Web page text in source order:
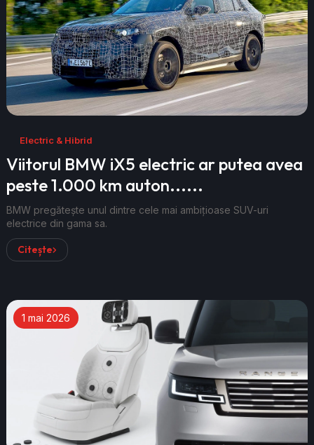
Electric & Hibrid
Viitorul BMW iX5 electric ar putea avea
peste 1.000 km auton......
BMW pregătește unul dintre cele mai ambițioase SUV-uri
electrice din gama sa.
Citește
1 mai 2026